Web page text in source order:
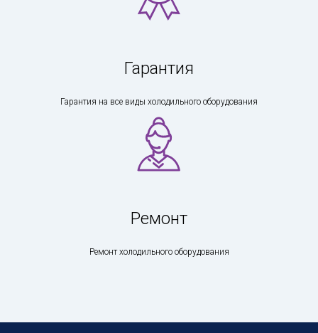
Гарантия
Гарантия на все виды холодильного оборудования
Ремонт
Ремонт холодильного оборудования